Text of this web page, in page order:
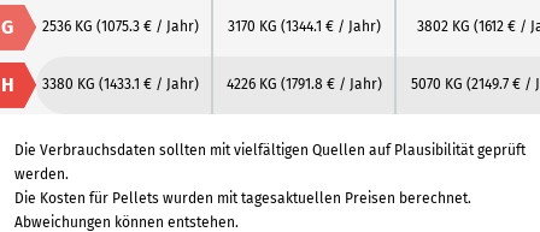
G 2536 KG (1075.3 € / Jahr) 3170 KG (1344.1 € / Jahr) 3802 KG (1612 € /
H 3380 KG (1433.1 € / Jahr) 4226 KG (1791.8 € / Jahr) 5070 KG (2149.7 € /
Die Verbrauchsdaten sollten mit vielfältigen Quellen auf Plausibilität geprüft
werden.
Die Kosten für Pellets wurden mit tagesaktuellen Preisen berechnet.
Abweichungen können entstehen.